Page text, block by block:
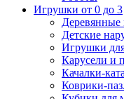
Игрушки от 0 до 3
Деревянные
Детские
Игрушки
Карусели и
Качалки-
Коврики-